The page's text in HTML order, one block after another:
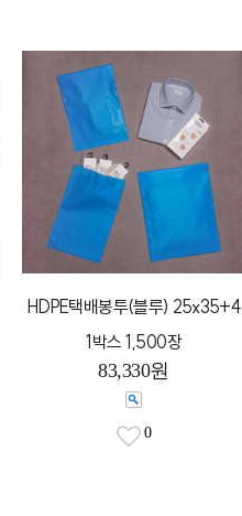
HDPE택배봉투(블루) 25x35+4
1박스 1,500장
83,330원
0